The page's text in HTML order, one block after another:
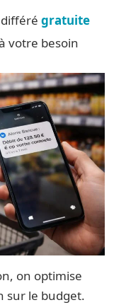
gratuite
votre besoin
on optimise
sur le budget.